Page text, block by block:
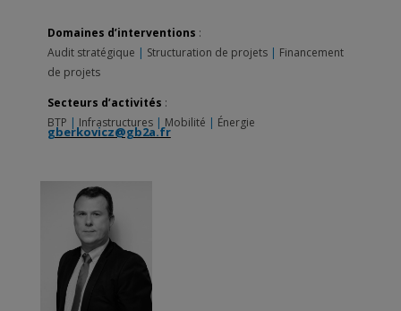
Domaines d’interventions :
Audit stratégique | Structuration de projets | Financement
de projets
Secteurs d’activités :
BTP | Infrastructures | Mobilité | Énergie
gberkovicz@gb2a.fr